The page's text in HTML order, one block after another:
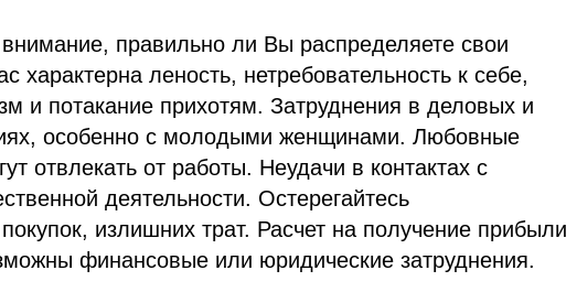
правильно ли Вы распределяете свои
характерна леность, нетребовательность к себе,
и потакание прихотям. Затруднения в деловых и
особенно с молодыми женщинами. Любовные
отвлекать от работы. Неудачи в контактах с
деятельности. Остерегайтесь
покупок, излишних трат. Расчет на получение прибыли
финансовые или юридические затруднения.